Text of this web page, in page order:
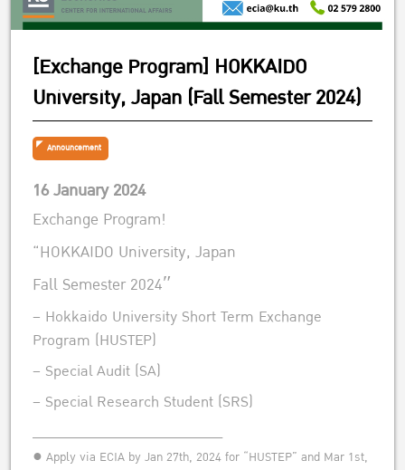
[Exchange Program] HOKKAIDO
University, Japan (Fall Semester 2024)
Announcement
16 January 2024
Exchange Program!
“HOKKAIDO University, Japan
Fall Semester 2024″
– Hokkaido University Short Term Exchange
Program (HUSTEP)
– Special Audit (SA)
– Special Research Student (SRS)
______________________________
● Apply via ECIA by Jan 27th, 2024 for “HUSTEP” and Mar 1st,